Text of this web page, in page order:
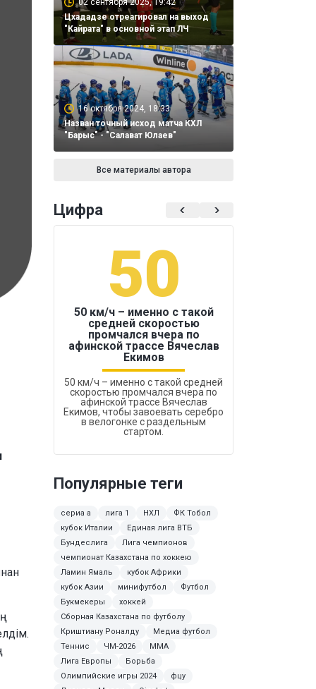
Цхададзе отреагировал на выход
"Кайрата" в основной этап ЛЧ
16 октября 2024, 18:33
Назван точный исход матча КХЛ
"Барыс" - "Салават Юлаев"
Все материалы автора
Цифра
50
50 км/ч – именно с такой
средней скоростью
промчался вчера по
афинской трассе Вячеслав
Екимов
50 км/ч – именно с такой средней
скоростью промчался вчера по
афинской трассе Вячеслав
Екимов, чтобы завоевать серебро
в велогонке с раздельным
стартом.
Популярные теги
сериа а лига 1 НХЛ
ФК Тобол
кубок Италии
Единая лига ВТБ
Бундеслига
Лига чемпионов
чемпионат Казахстана по хоккею
Ламин Ямаль
кубок Африки
кубок Азии
минифутбол
Футбол
Букмекеры
хоккей
Сборная Казахстана по футболу
Криштиану Роналду
Медиа футбол
Теннис
ЧМ-2026
MMA
Лига Европы
Борьба
Олимпийские игры 2024
фцу